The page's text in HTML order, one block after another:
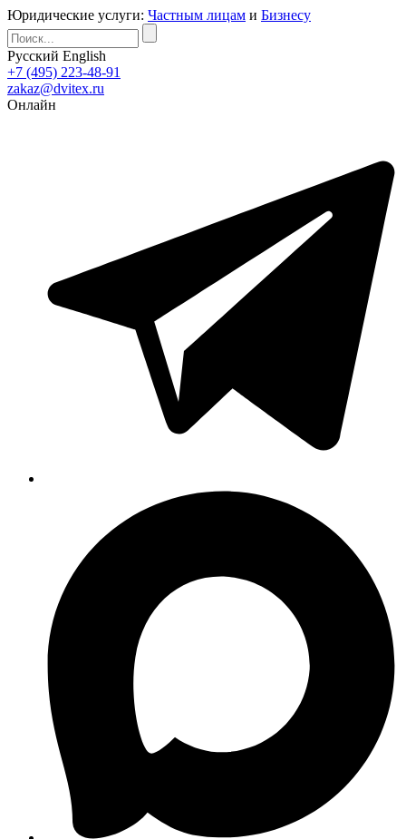
Юридические услуги: Частным лицам и Бизнесу
Русский English
+7 (495) 223-48-91
zakaz@dvitex.ru
Онлайн